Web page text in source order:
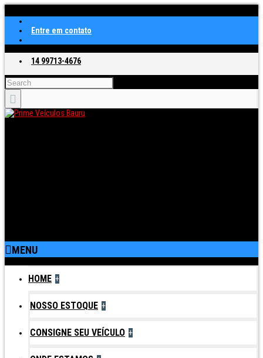
Entre em contato
14 99713-4676
MENU
HOME +
NOSSO ESTOQUE +
CONSIGNE SEU VEÍCULO +